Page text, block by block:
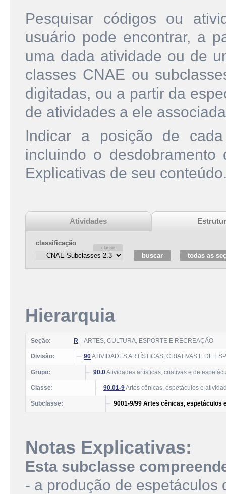
Pesquisar códigos ou
usuário pode encontrar, a
uma dada atividade ou de
classes CNAE ou
digitadas, ou a partir da
de atividades a ele
Indicar a posição de
incluindo o
Explicativas de seu
Atividades
classificação
Hierarquia
Seção: R ARTES, CULTURA, ESPORTE E RECREAÇÃO
Divisão: 90ATIVIDADES ARTÍSTICAS, CRIATIVAS E DE
Grupo: 90.0Atividades artísticas, criativas e de
Classe: 90.01-9Artes cênicas, espetáculos e
Subclasse: 9001-9/99 Artes cênicas, espetáculos
Notas Explicativas:
Esta subclasse
- a produção de espetáculos